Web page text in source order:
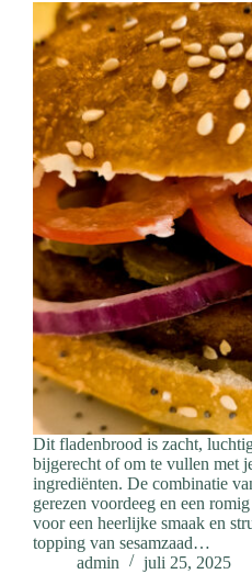
Dit fladenbrood is zacht,
bijgerecht of om te vullen met
ingrediënten. De combinatie
gerezen voordeeg en een
voor een heerlijke smaak en
topping van sesamzaad…
admin
juli 25, 2025